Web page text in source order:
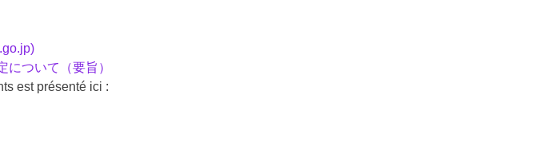
ついて（要旨）
est présenté ici :